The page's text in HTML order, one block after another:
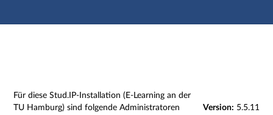
Hauptnavigation
Version: 5.5.11
Für diese Stud.IP-Installation (E-Learning an der
TU Hamburg) sind folgende Administratoren